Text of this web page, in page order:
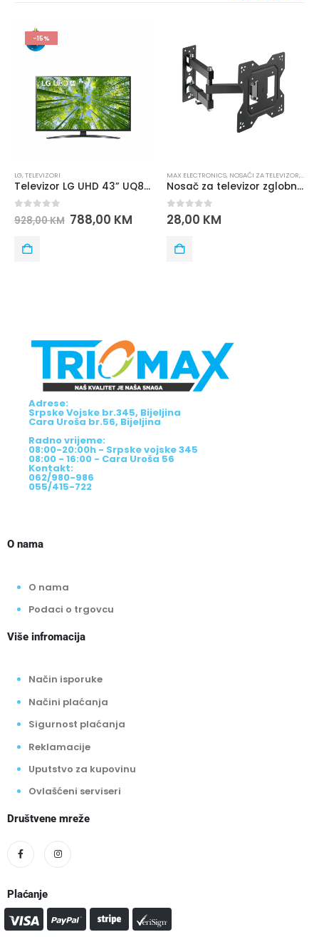
MAX ELECTRONICS TELEVIZORI
Nosač za televizor zglobni MAX ML 43/23-43
0 out of 5
28,00KM
HISENSE,TELEVIZORI
Televizor HISENSE 50E7Q
0out of 5
762,00 KM
Adrese:
Srpske Vojske br.345, Bijeljina
Cara Uroša br.56, Bijeljina
Radno vrijeme:
08:00-20:00h - Srpske vojske 345
08:00 - 16:00 - Cara Uroša 56
Kontakt:
062/980-986
055/415-722
O nama
O nama
Podaci o trgovcu
Više infromacija
Način isporuke
Načini plaćanja
Sigurnost plaćanja
Reklamacije
Uputstvo za kupovinu
Ovlašćeni serviseri
Društvene mreže
Plaćanje